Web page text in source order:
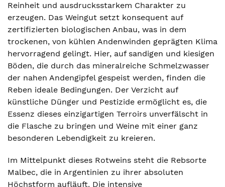
Reinheit und ausdrucksstarkem Charakter zu
erzeugen. Das Weingut setzt konsequent auf
zertifizierten biologischen Anbau, was in dem
trockenen, von kühlen Andenwinden geprägten Klima
hervorragend gelingt. Hier, auf sandigen und kiesigen
Böden, die durch das mineralreiche Schmelzwasser
der nahen Andengipfel gespeist werden, finden die
Reben ideale Bedingungen. Der Verzicht auf
künstliche Dünger und Pestizide ermöglicht es, die
Essenz dieses einzigartigen Terroirs unverfälscht in
die Flasche zu bringen und Weine mit einer ganz
besonderen Lebendigkeit zu kreieren.
Im Mittelpunkt dieses Rotweins steht die Rebsorte
Malbec, die in Argentinien zu ihrer absoluten
Höchstform aufläuft. Die intensive